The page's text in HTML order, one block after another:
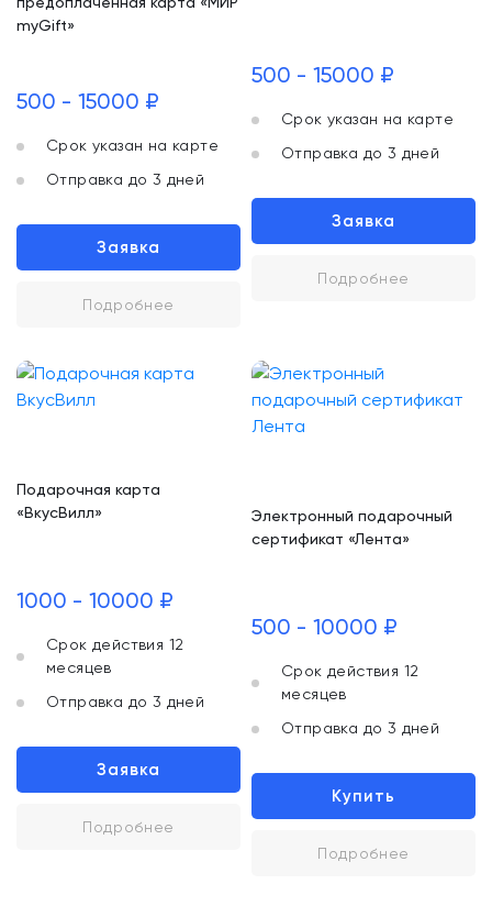
myGift»
500 - 15000 ₽
Срок указан на карте
Отправка до 3 дней
Заявка
Подробнее
500 - 15000 ₽
Срок указан на карте
Отправка до 3 дней
Заявка
Подробнее
Подарочная карта
«ВкусВилл»
1000 - 10000 ₽
Срок действия 12
месяцев
Отправка до 3 дней
Заявка
Подробнее
Электронный подарочный
сертификат «Лента»
500 - 10000 ₽
Срок действия 12
месяцев
Отправка до 3 дней
Купить
Подробнее